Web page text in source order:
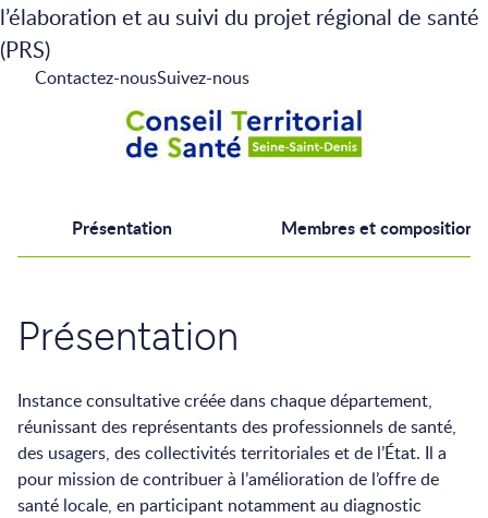
l’élaboration et au suivi du projet régional de santé
(PRS)
Contactez-nousSuivez-nous
Présentation Membres et composition
Présentation
Instance consultative créée dans chaque département,
réunissant des représentants des professionnels de santé,
des usagers, des collectivités territoriales et de l’État. Il a
pour mission de contribuer à l’amélioration de l’offre de
santé locale, en participant notamment au diagnostic